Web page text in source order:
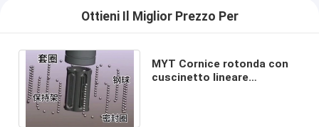
Ottieni Il Miglior Prezzo Per
MYT Cornice rotonda con
cuscinetto lineare